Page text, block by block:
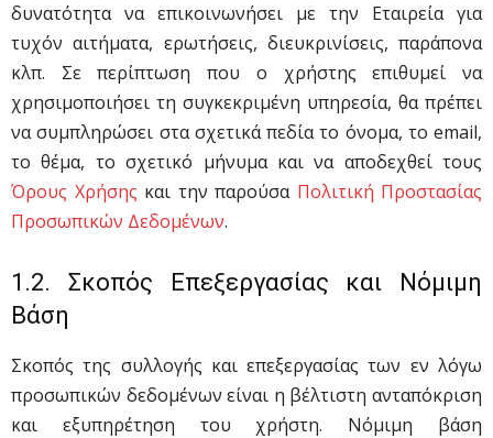
δυνατότητα να επικοινωνήσει με την Εταιρεία για
τυχόν αιτήματα, ερωτήσεις, διευκρινίσεις, παράπονα
κλπ. Σε περίπτωση που ο χρήστης επιθυμεί να
χρησιμοποιήσει τη συγκεκριμένη υπηρεσία, θα πρέπει
να συμπληρώσει στα σχετικά πεδία το όνομα, το email,
το θέμα, το σχετικό μήνυμα και να αποδεχθεί τους
Όρους Χρήσης και την παρούσα Πολιτική Προστασίας
Προσωπικών Δεδομένων.
1.2. Σκοπός Επεξεργασίας και Νόμιμη
Βάση
Σκοπός της συλλογής και επεξεργασίας των εν λόγω
προσωπικών δεδομένων είναι η βέλτιστη ανταπόκριση
και εξυπηρέτηση του χρήστη. Νόμιμη βάση